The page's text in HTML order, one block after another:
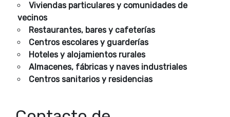
Viviendas particulares y comunidades de
vecinos
Restaurantes, bares y cafeterías
Centros escolares y guarderías
Hoteles y alojamientos rurales
Almacenes, fábricas y naves industriales
Centros sanitarios y residencias